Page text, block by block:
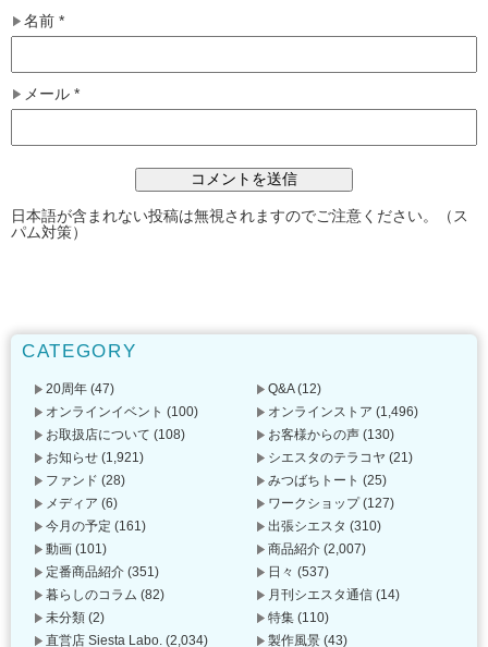
名前 *
メール *
日本語が含まれない投稿は無視されますのでご注意ください。（ス
パム対策）
CATEGORY
20周年 (47) Q&A(12)
オンラインイベント (100) オンラインストア (1,496)
お取扱店について (108) お客様からの声 (130)
お知らせ (1,921) シエスタのテラコヤ (21)
ファンド (28) みつばちトート (25)
メディア (6) ワークショップ(127)
今月の予定 (161) 出張シエスタ (310)
動画 (101) 商品紹介 (2,007)
定番商品紹介 (351) 日々 (537)
暮らしのコラム (82) 月刊シエスタ通信 (14)
未分類 (2) 特集 (110)
直営店 Siesta Labo. (2,034) 製作風景 (43)